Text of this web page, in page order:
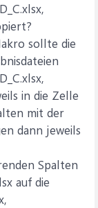
sollte die
in die Zelle
mit der
dann jeweils
Spalten
auf die